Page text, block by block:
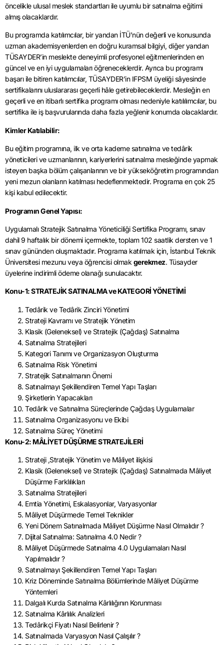
öncelikle ulusal meslek standartları ile uyumlu bir satınalma eğitimi
almış olacaklardır.
Bu programda katılımcılar, bir yandan İTÜ’nün değerli ve konusunda
uzman akademisyenlerden en doğru kuramsal bilgiyi, diğer yandan
TÜSAYDER’in meslekte deneyimli profesyonel eğitmenlerinden en
güncel ve en iyi uygulamaları öğreneceklerdir. Ayrıca bu programı
başarı ile bitiren katılımcılar, TÜSAYDER’in IFPSM üyeliği sâyesinde
sertifikalarını uluslararası geçerli hâle getirebileceklerdir. Mesleğin en
geçerli ve en itibarlı sertifika programı olması nedeniyle katılılımcılar, bu
sertifika ile iş başvurularında daha fazla yeğlenir konumda olacaklardır.
Kimler Katılabilir:
Bu eğitim programına, ilk ve orta kademe satınalma ve tedârik
yöneticileri ve uzmanlarının, kariyerlerini satınalma mesleğinde yapmak
isteyen başka bölüm çalışanlarının ve bir yükseköğretim programından
yeni mezun olanların katılması hedeflenmektedir. Programa en çok 25
kişi kabul edilecektir.
Programın Genel Yapısı:
Uygulamalı Stratejik Satınalma Yöneticiliği Sertifika Programı, sınav
dahil 9 haftalık bir dönemi içermekte, toplam 102 saatlik dersten ve 1
sınav gününden oluşmaktadır. Programa katılmak için, İstanbul Teknik
Üniversitesi mezunu veya öğrencisi olmak gerekmez. Tüsayder
üyelerine indirimli ödeme olanağı sunulacaktır.
Konu-1: STRATEJİK SATINALMA ve KATEGORİ YÖNETİMİ
Tedârik ve Tedârik Zinciri Yönetimi
Strateji Kavramı ve Stratejik Yönetim
Klasik (Geleneksel) ve Stratejik (Çağdaş) Satınalma
Satınalma Stratejileri
Kategori Tanımı ve Organizasyon Oluşturma
Satınalma Risk Yönetimi
Stratejik Satınalmanın Önemi
Satınalmayı Şekillendiren Temel Yapı Taşları
Şirketlerin Yapacakları
Tedârik ve Satınalma Süreçlerinde Çağdaş Uygulamalar
Satınalma Organizasyonu ve Ekibi
Satınalma Süreç Yönetimi
Konu-2: MÂLİYET DÜŞÜRME STRATEJİLERİ
Strateji ,Stratejik Yönetim ve Mâliyet ilişkisi
Klasik (Geleneksel) ve Stratejik (Çağdaş) Satınalmada Mâliyet
Düşürme Farklılıkları
Satınalma Stratejileri
Emtia Yönetimi, Eskalasyonlar, Varyasyonlar
Mâliyet Düşürmede Temel Teknikler
Yeni Dönem Satınalmada Mâliyet Düşürme Nasıl Olmalıdır ?
Dijital Satınalma: Satınalma 4.0 Nedir ?
Mâliyet Düşürmede Satınalma 4.0 Uygulamaları Nasıl
Yapılmalıdır ?
Satınalmayı Şekillendiren Temel Yapı Taşları
Kriz Döneminde Satınalma Bölümlerinde Mâliyet Düşürme
Yöntemleri
Dalgalı Kurda Satınalma Kârlılığının Korunması
Satınalma Kârlılık Analizleri
Tedârikçi Fiyatı Nasıl Belirlenir ?
Satınalmada Varyasyon Nasıl Çalışılır ?